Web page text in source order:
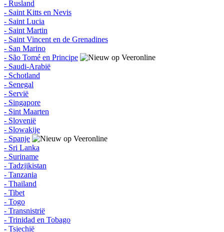
- Rusland
- Saint Kitts en Nevis
- Saint Lucia
- Saint Martin
- Saint Vincent en de Grenadines
- San Marino
- São Tomé en Principe
- Saudi-Arabië
- Schotland
- Senegal
- Servië
- Singapore
- Sint Maarten
- Slovenië
- Slowakije
- Spanje
- Sri Lanka
- Suriname
- Tadzjikistan
- Tanzania
- Thailand
- Tibet
- Togo
- Transnistrië
- Trinidad en Tobago
- Tsjechië